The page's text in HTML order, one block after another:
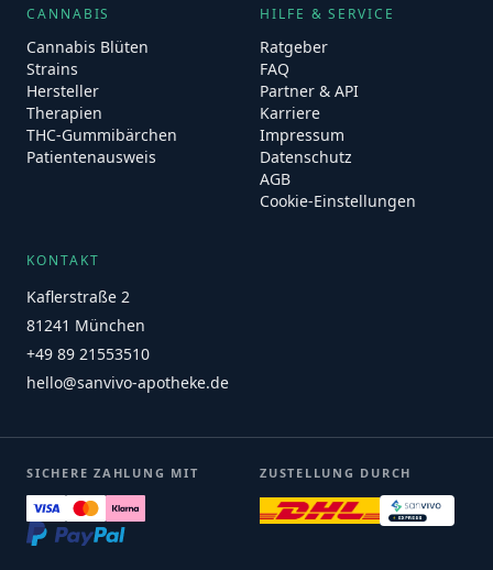
CANNABIS
Cannabis Blüten
Strains
Hersteller
Therapien
THC-Gummibärchen
Patientenausweis
HILFE & SERVICE
Ratgeber
FAQ
Partner & API
Karriere
Impressum
Datenschutz
AGB
Cookie-Einstellungen
KONTAKT
Kaflerstraße 2
81241 München
+49 89 21553510
hello@sanvivo-apotheke.de
SICHERE ZAHLUNG MIT ZUSTELLUNG DURCH